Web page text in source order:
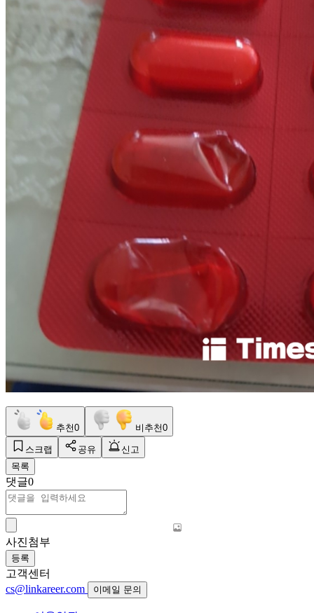
추천0 비추천0
스크랩 공유
신고
목록
댓글0
사진첨부
등록
고객센터
cs@linkareer.com
이메일 문의